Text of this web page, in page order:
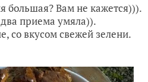
большая? Вам не кажется))).
приема умяла)).
со вкусом свежей зелени.